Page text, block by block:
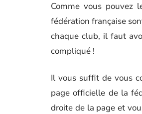
Comme vous pouvez
fédération française
chaque club, il faut
compliqué !
Il vous suffit de vous
page officielle de la
droite de la page et